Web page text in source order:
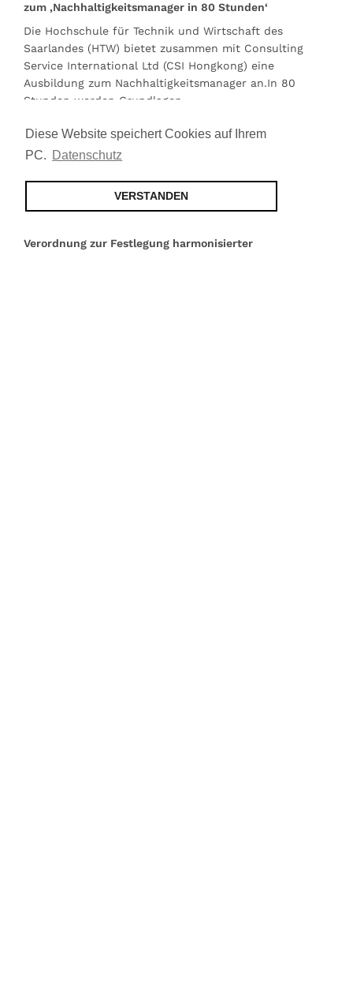
Diese Website speichert Cookies auf Ihrem
PC. Datenschutz
VERSTANDEN
zum ‚Nachhaltigkeitsmanager in 80 Stunden‘
Die Hochschule für Technik und Wirtschaft des
Saarlandes (HTW) bietet zusammen mit Consulting
Service International Ltd (CSI Hongkong) eine
Ausbildung zum Nachhaltigkeitsmanager an.In 80
Stunden werden Grundlagen …
weiter lesen
2021/034
Verordnung zur Festlegung harmonisierter